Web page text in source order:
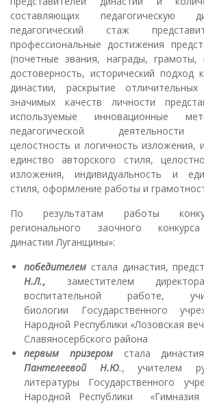
составляющих педагогическую
педагогический стаж
профессиональные достижения
(почетные звания, награды,
достоверность, исторический подход
династии, раскрытие отличительных
значимых качеств личности
используемые инновационные
педагогической деятельности
целостность и логичность изложения,
единство авторского стиля,
изложения, индивидуальность и
стиля, оформление работы и
По результатам работы
регионального заочного конкурса
династии Луганщины»:
победителем стала династия,
Н.Л., заместителем
воспитательной работе,
биологии Государственного
Народной Республики «Лозовская
Славяносербского района
первым призеромстала
Пантелеевой Н.Ю., учителем
литературы Государственного
Народной Республики